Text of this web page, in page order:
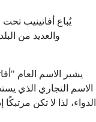
يُباع أفاتينيب
والعديد من
يشير الاسم العام
الاسم التجاري الذي
الدواء، لذا لا تكن